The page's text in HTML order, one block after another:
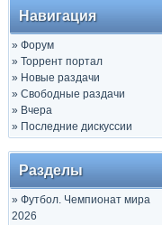
Навигация
» Форум
» Торрент портал
» Новые раздачи
» Свободные раздачи
» Вчера
» Последние дискуссии
Разделы
» Футбол. Чемпионат мира
2026